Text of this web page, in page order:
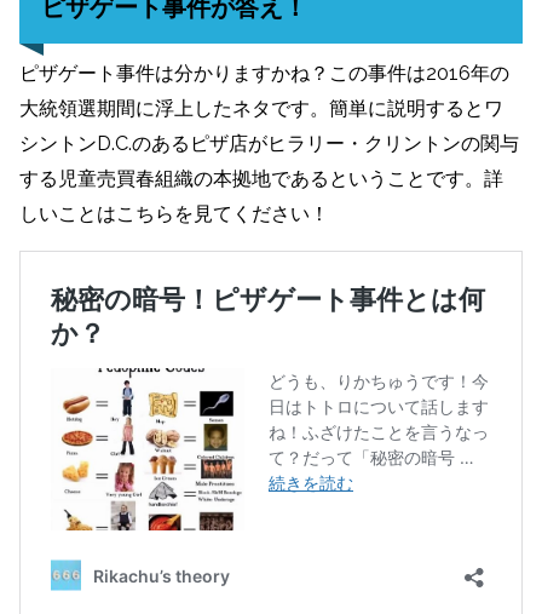
ピザゲート事件が答え！
ピザゲート事件は分かりますかね？この事件は2016年の
大統領選期間に浮上したネタです。簡単に説明するとワ
シントンD.C.のあるピザ店がヒラリー・クリントンの関与
する児童売買春組織の本拠地であるということです。詳
しいことはこちらを見てください！